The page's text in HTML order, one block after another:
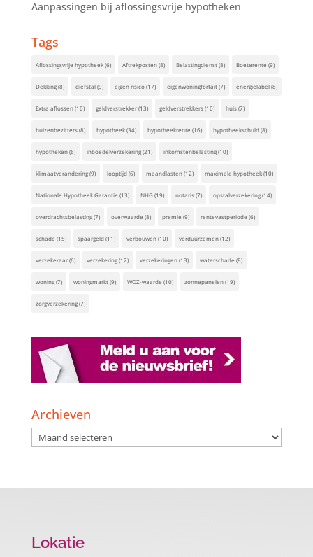
Aanpassingen bij aflossingsvrije hypotheken
Tags
Aflossingsvrije hypotheek(6) Aftrekposten(8) Belastingdienst(8) Boeterente (9)
Dekking(8) diefstal(9) eigen risico(17) eigenwoningforfait(7) energielabel(8)
Extra aflossen(10) geldverstrekker(13) geldverstrekkers(10) huis(7)
huizenbezitters(8) hypotheek(34) hypotheekrente (16) hypotheekschuld(8)
hypotheken(6) inboedelverzekering(21) inkomstenbelasting(10)
klimaatverandering(9) looptijd(6) maandlasten(12) maximale hypotheek(10)
Nationale Hypotheek Garantie (13) NHG(19) notaris(7) opstalverzekering(14)
overdrachtsbelasting(7) overwaarde (8) premie (9) rentevastperiode (6)
schade (15) spaargeld(11) verbouwen(10) verduurzamen(12)
verzekeraar(6) verzekering(12) verzekeringen(13) waterschade (8)
woning(7) woningmarkt(9) WOZ-waarde (10) zonnepanelen(19)
zorgverzekering(7)
Archieven
Archieven
Lokatie